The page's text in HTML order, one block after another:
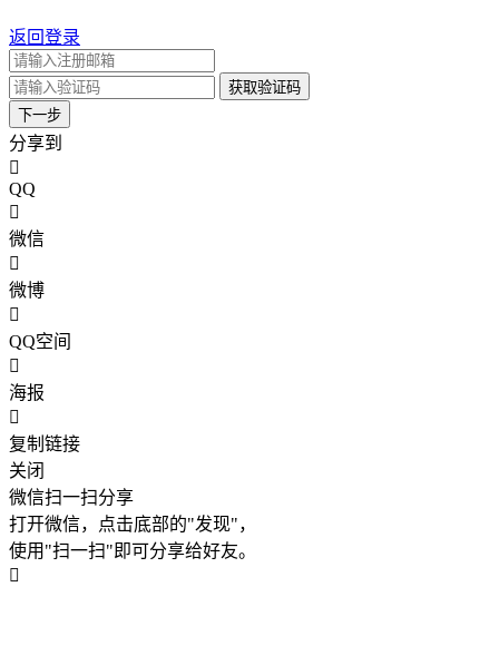
返回登录
获取验证码
下一步
分享到
QQ
微信
微博
QQ空间
海报
复制链接
关闭
微信扫一扫分享
打开微信，点击底部的"发现"，
使用"扫一扫"即可分享给好友。